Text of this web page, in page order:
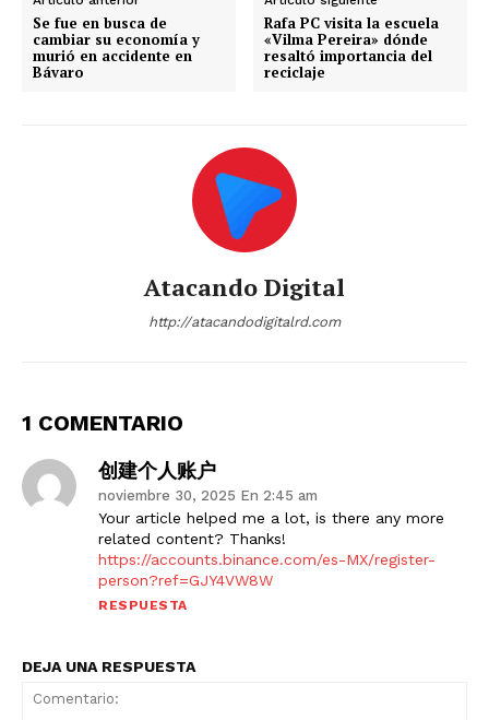
Se fue en busca de
cambiar su economía y
murió en accidente en
Bávaro
Rafa PC visita la escuela
«Vilma Pereira» dónde
resaltó importancia del
reciclaje
Atacando Digital
http://atacandodigitalrd.com
1 COMENTARIO
创建个人账户
noviembre 30, 2025 En 2:45 am
Your article helped me a lot, is there any more
related content? Thanks!
https://accounts.binance.com/es-MX/register-
person?ref=GJY4VW8W
RESPUESTA
DEJA UNA RESPUESTA